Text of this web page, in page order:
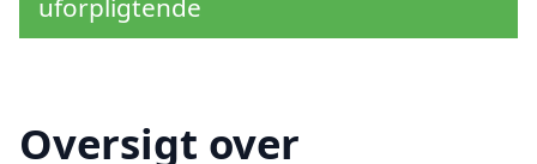
uforpligtende
Oversigt over